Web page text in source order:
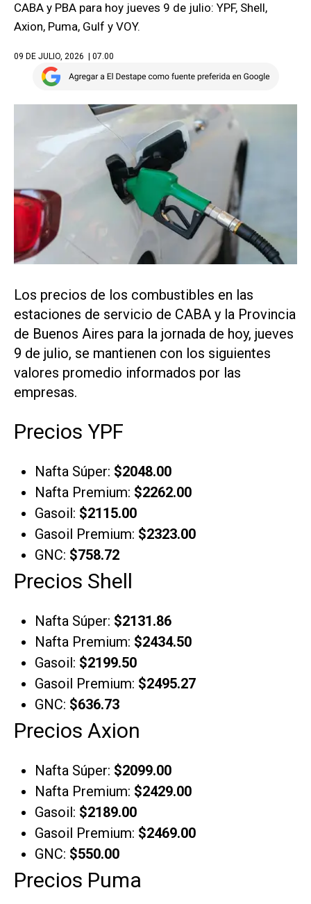
CABA y PBA para hoy jueves 9 de julio: YPF, Shell,
Axion, Puma, Gulf y VOY.
09 DE JULIO, 2026 | 07.00
Los precios de los combustibles en las
estaciones de servicio de CABA y la Provincia
de Buenos Aires para la jornada de hoy, jueves
9 de julio, se mantienen con los siguientes
valores promedio informados por las
empresas.
Precios YPF
Nafta Súper: $2048.00
Nafta Premium: $2262.00
Gasoil: $2115.00
Gasoil Premium: $2323.00
GNC: $758.72
Precios Shell
Nafta Súper: $2131.86
Nafta Premium: $2434.50
Gasoil: $2199.50
Gasoil Premium: $2495.27
GNC: $636.73
Precios Axion
Nafta Súper: $2099.00
Nafta Premium: $2429.00
Gasoil: $2189.00
Gasoil Premium: $2469.00
GNC: $550.00
Precios Puma